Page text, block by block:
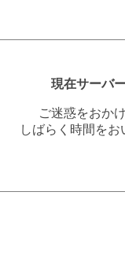
現在サーバ
ご迷惑をおか
しばらく時間を